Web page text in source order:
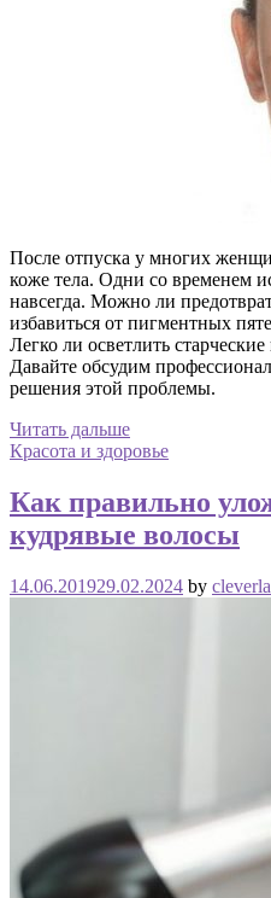
После отпуска у многих
коже тела. Одни со временем
навсегда. Можно ли
избавиться от пигментных
Легко ли осветлить
Давайте обсудим
решения этой проблемы.
Читать дальше
Красота и здоровье
Как правильно
кудрявые волосы
14.06.201929.02.2024 by